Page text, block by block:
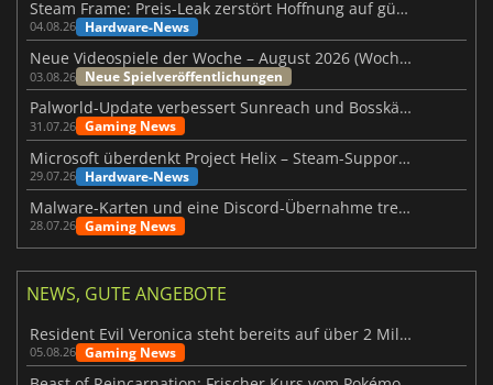
Steam Frame: Preis-Leak zerstört Hoffnung auf günstiges VR-Headset
04.08.26 Hardware-News
Neue Videospiele der Woche – August 2026 (Woche 32)
03.08.26 Neue Spielveröffentlichungen
Palworld-Update verbessert Sunreach und Bosskämpfe deutlich
31.07.26 Gaming News
Microsoft überdenkt Project Helix – Steam-Support gefährdet
29.07.26 Hardware-News
Malware-Karten und eine Discord-Übernahme treffen Meccha Chameleon
28.07.26 Gaming News
NEWS, GUTE ANGEBOTE
Resident Evil Veronica steht bereits auf über 2 Millionen Wunschlisten
05.08.26 Gaming News